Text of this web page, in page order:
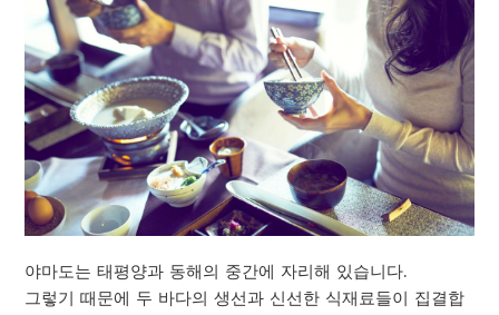
야마도는 태평양과 동해의 중간에 자리해 있습니다.
그렇기 때문에 두 바다의 생선과 신선한 식재료들이 집결합